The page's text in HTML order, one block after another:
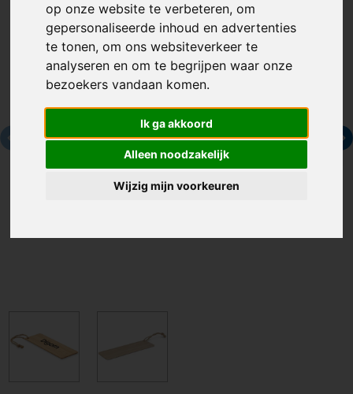
op onze website te verbeteren, om
gepersonaliseerde inhoud en advertenties
te tonen, om ons websiteverkeer te
analyseren en om te begrijpen waar onze
bezoekers vandaan komen.
Ik ga akkoord
Alleen noodzakelijk
Wijzig mijn voorkeuren